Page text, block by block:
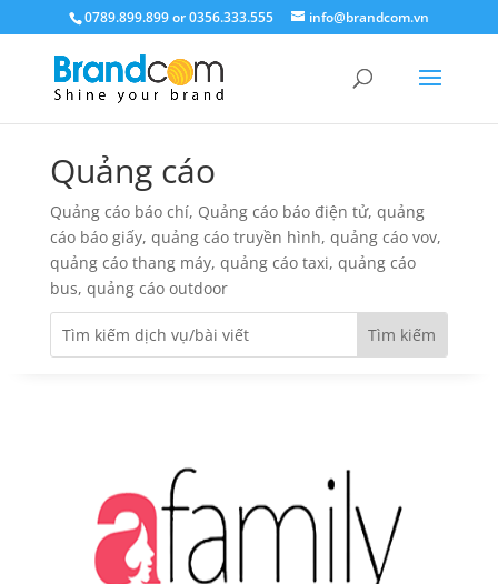
0789.899.899 or 0356.333.555 info@brandcom.vn
Quảng cáo
Quảng cáo báo chí, Quảng cáo báo điện tử, quảng
cáo báo giấy, quảng cáo truyền hình, quảng cáo vov,
quảng cáo thang máy, quảng cáo taxi, quảng cáo
bus, quảng cáo outdoor